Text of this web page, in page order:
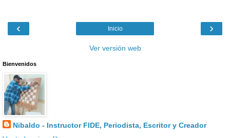
‹ ›
Inicio
Ver versión web
Bienvenidos
Nibaldo - Instructor FIDE, Periodista, Escritor y Creador